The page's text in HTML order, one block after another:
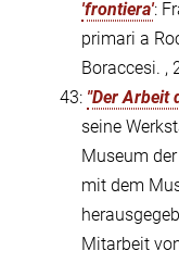
'frontiera':
primari a
Boraccesi. ,
43: "Der Arbeit
seine
Museum
mit dem
Mitarbeit